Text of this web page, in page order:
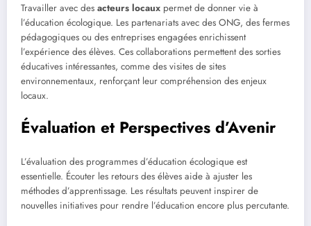
Travailler avec des acteurs locaux permet de donner vie à
l’éducation écologique. Les partenariats avec des ONG, des fermes
pédagogiques ou des entreprises engagées enrichissent
l’expérience des élèves. Ces collaborations permettent des sorties
éducatives intéressantes, comme des visites de sites
environnementaux, renforçant leur compréhension des enjeux
locaux.
Évaluation et Perspectives d’Avenir
L’évaluation des programmes d’éducation écologique est
essentielle. Écouter les retours des élèves aide à ajuster les
méthodes d’apprentissage. Les résultats peuvent inspirer de
nouvelles initiatives pour rendre l’éducation encore plus percutante.